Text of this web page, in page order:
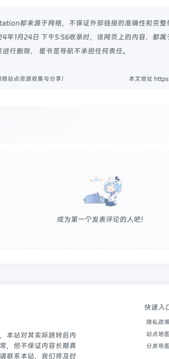
都来源于网络，不保证外部链接的准确性和完
年1月24日 下午5:56收录时，该网页上的内容，都
行删除， 星书签导航不承担任何责任。
站点资源收集与分享！ 本文地址
成为第一个发表评论的人吧！
本站对其实际跳转后内
，但不保证内容长期真
联系本站，我们将及时
快速入
隐私政
站点地图
分类导图